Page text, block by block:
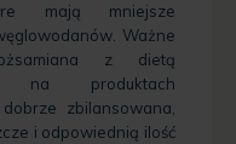
mają mniejsze
Ważne
z dietą
na produktach
zbilansowana,
i odpowiednią ilość